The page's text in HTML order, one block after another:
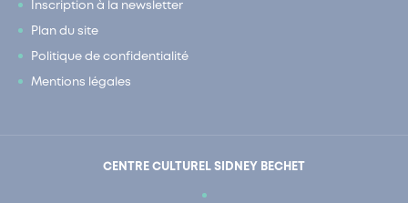
Inscription à la newsletter
Plan du site
Politique de confidentialité
Mentions légales
CENTRE CULTUREL SIDNEY BECHET